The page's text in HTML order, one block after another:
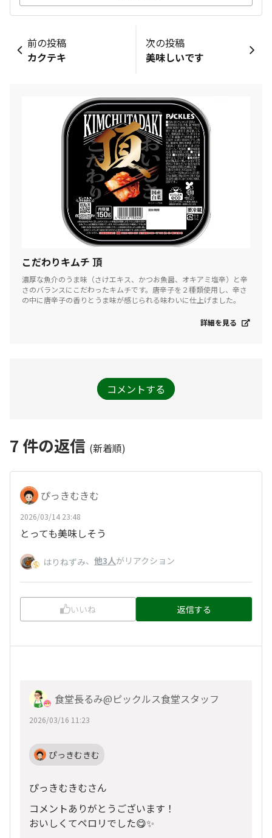
こだわりキムチ 頂
濃厚な魚介のうま味（さけエキス、かつお魚醤、オキアミ塩辛）と辛
さのバランスにこだわったキムチです。唐辛子を２種類使用し、辛さ
の中に唐辛子の香りとうま味が感じられる味わいに仕上げました。
詳細を見る
前の投稿
カクテキ
次の投稿
美味しいです
コメントする
7 件の返信 (新着順)
ぴっきむきむ
2026/03/14 23:48
とっても美味しそう
はりねずみ、 他3人がリアクション
いいね 返信する
食堂長るみ@ピックルス食堂スタッフ
2026/03/16 11:23
ぴっきむきむ
ぴっきむきむさん
コメントありがとうございます！
おいしくてペロリでした😋✨